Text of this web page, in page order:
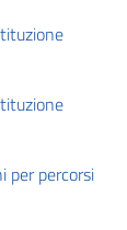
per percorsi